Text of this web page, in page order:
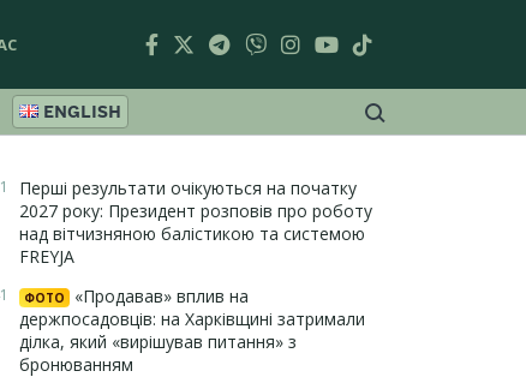
ENGLISH
Перші результати очікуються на початку
2027 року: Президент розповів про роботу
над вітчизняною балістикою та системою
FREYJA
ФОТО
«Продавав» вплив на
держпосадовців: на Харківщині затримали
ділка, який «вирішував питання» з
бронюванням